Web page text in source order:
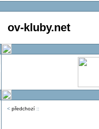
ov-kluby.net
< předchozí::